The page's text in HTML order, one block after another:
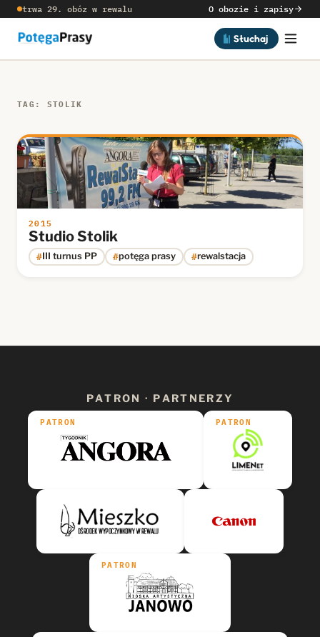
trwa 29. obóz w rewalu O obozie i zapisy
Słuchaj
TAG: STOLIK
2015
Studio Stolik
#III turnus PP #potęga prasy #rewalstacja
PATRON · PARTNERZY
PATRON PATRON
PATRON